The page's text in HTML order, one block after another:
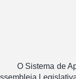
O Sistema de